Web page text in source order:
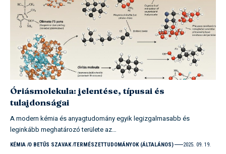
Óriásmolekula: jelentése, típusai és
tulajdonságai
A modern kémia és anyagtudomány egyik legizgalmasabb és
leginkább meghatározó területe az…
KÉMIA O BETŰS SZAVAK TERMÉSZETTUDOMÁNYOK (ÁLTALÁNOS) 2025. 09. 19.